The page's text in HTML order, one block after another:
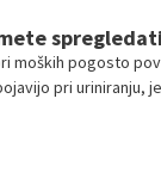
spregledati
moških pogosto
pri uriniranju,